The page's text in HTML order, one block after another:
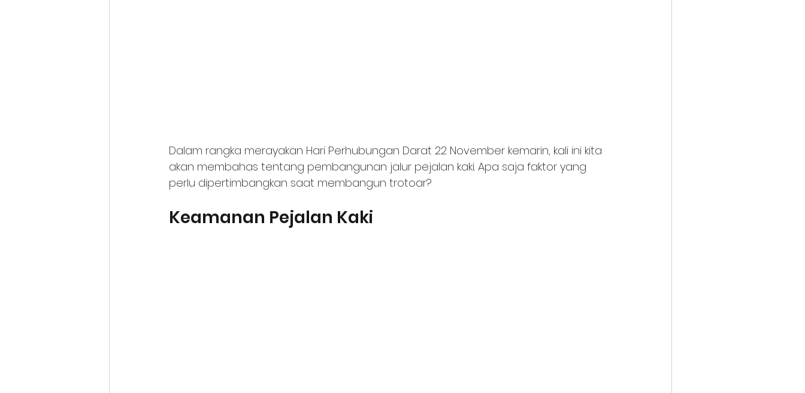
Dalam rangka merayakan Hari Perhubungan Darat 22 November kemarin, kali ini kita
akan membahas tentang pembangunan jalur pejalan kaki. Apa saja faktor yang
perlu dipertimbangkan saat membangun trotoar?
Keamanan Pejalan Kaki